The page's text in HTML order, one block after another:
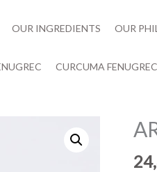
OUR INGREDIENTS OUR
CURCUMA FENUGREC